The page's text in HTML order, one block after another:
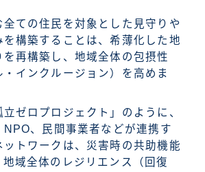
全ての住民を対象とした見守りや
を構築することは、希薄化した地
を再構築し、地域全体の包摂性
・インクルージョン）を高めま
立ゼロプロジェクト」のように、
NPO、民間事業者などが連携す
ットワークは、災害時の共助機能
地域全体のレジリエンス（回復